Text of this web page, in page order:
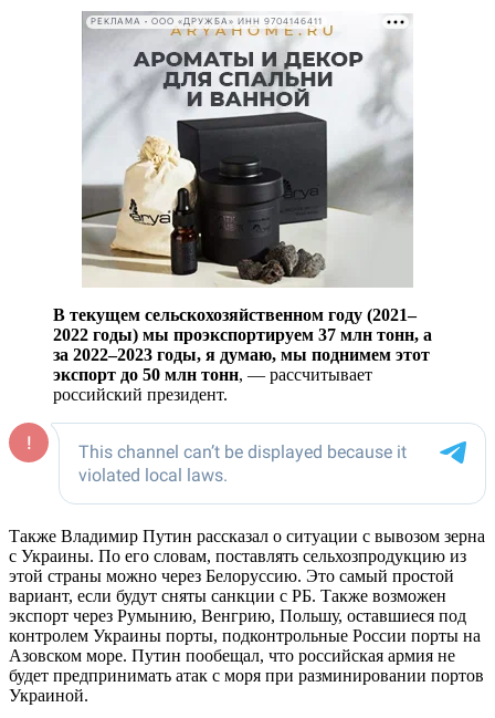
РЕКЛАМА • ООО «ДРУЖБА» ИНН 9704146411
В текущем сельскохозяйственном году (2021–
2022 годы) мы проэкспортируем 37 млн тонн, а
за 2022–2023 годы, я думаю, мы поднимем этот
экспорт до 50 млн тонн, — рассчитывает
российский президент.
Также Владимир Путин рассказал о ситуации с вывозом зерна
с Украины. По его словам, поставлять сельхозпродукцию из
этой страны можно через Белоруссию. Это самый простой
вариант, если будут сняты санкции с РБ. Также возможен
экспорт через Румынию, Венгрию, Польшу, оставшиеся под
контролем Украины порты, подконтрольные России порты на
Азовском море. Путин пообещал, что российская армия не
будет предпринимать атак с моря при разминировании портов
Украиной.